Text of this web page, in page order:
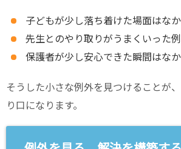
子どもが少し落ち着けた場面はな
先生とのやり取りがうまくいった
保護者が少し安心できた瞬間はな
そうした小さな例外を見つけることが
り口になります。